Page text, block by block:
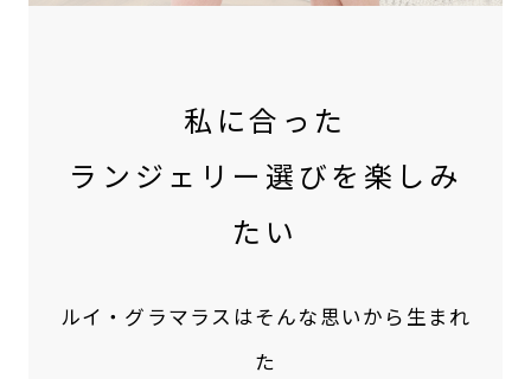
私に合った
ランジェリー選びを楽しみ
たい
ルイ・グラマラスはそんな思いから生まれ
た